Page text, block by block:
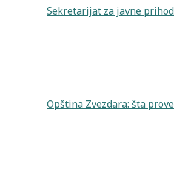
Sekretarijat za javne
Opština Zvezdara: šta